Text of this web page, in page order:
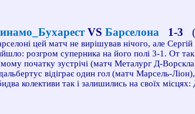
VS Барселона 1-3
цей матч не вирішував нічого, але
розгром суперника на його полі 3-1. От
початку зустрічі (матч Металург Д-
відіграє один гол (матч Марсель-
колективи так і залишились на своїх